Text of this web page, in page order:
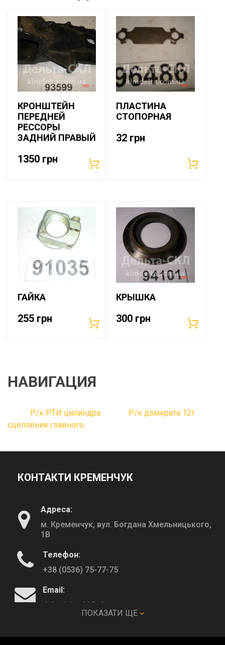
КРОНШТЕЙН
ПЕРЕДНЕЙ
РЕССОРЫ
ЗАДНИЙ ПРАВЫЙ
1350 грн
ПЛАСТИНА
СТОПОРНАЯ
32 грн
ГАЙКА
255 грн
КРЫШКА
300 грн
НАВИГАЦИЯ
Р/к РТИ цилиндра
сцепления главного
Р/к домкрата 12т
КОНТАКТИ КРЕМЕНЧУК
Адреса:
м. Кременчук, вул. Богдана Хмельницького,
1В
Телефон:
+38 (0536) 75-77-75
Email:
deltadeltaskl@ukr.net
КОНТАКТИ ПОЛТАВА
ПОКАЗАТИ ЩЕ